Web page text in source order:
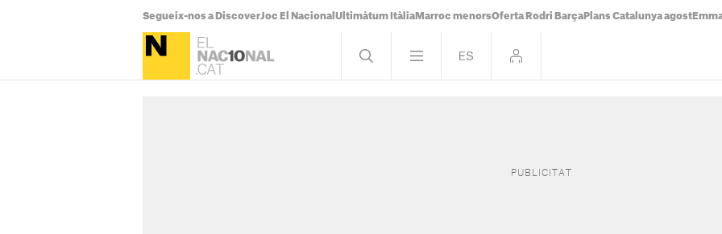
Segueix-nos a DiscoverJoc El Nacional Ultimàtum Itàlia Marroc menorsOferta Rodri Barça Plans Catalunya agost